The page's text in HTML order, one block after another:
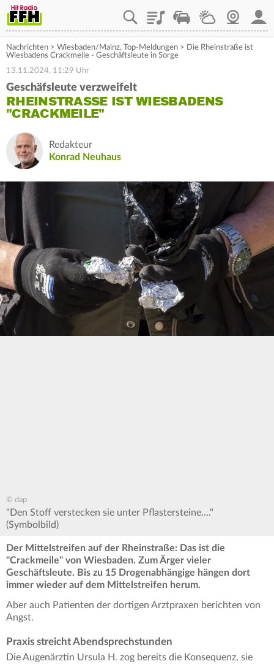
PlaylistStaupilotWetterWebcam
Nachrichten > Wiesbaden/Mainz, Top-Meldungen > Die Rheinstraße ist
Wiesbadens Crackmeile - Geschäftsleute in Sorge
13.11.2024, 11:29 Uhr
Geschäfsleute verzweifelt
RHEINSTRASSE IST WIESBADENS "
CRACKMEILE"
Redakteur
Konrad Neuhaus
© dap
"Den Stoff verstecken sie unter Pflastersteine...."
(Symbolbild)
Der Mittelstreifen auf der Rheinstraße: Das ist die
"Crackmeile" von Wiesbaden. Zum Ärger vieler
Geschäftsleute. Bis zu 15 Drogenabhängige hängen dort
immer wieder auf dem Mittelstreifen herum.
Aber auch Patienten der dortigen Arztpraxen berichten von
Angst.
Praxis streicht Abendsprechstunden
Die Augenärztin Ursula H. zog bereits die Konsequenz, sie